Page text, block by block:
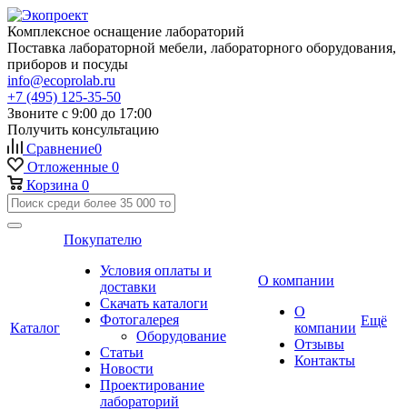
Комплексное оснащение лабораторий
Поставка лабораторной мебели, лабораторного оборудования,
приборов и посуды
info@ecoprolab.ru
+7 (495) 125-35-50
Звоните с 9:00 до 17:00
Получить консультацию
Сравнение0
Отложенные 0
Корзина 0
Каталог
Покупателю
Условия оплаты и
доставки
Скачать каталоги
Фотогалерея
Оборудование
Статьи
Новости
Проектирование
лабораторий
О компании
О
компании
Отзывы
Контакты
Ещё